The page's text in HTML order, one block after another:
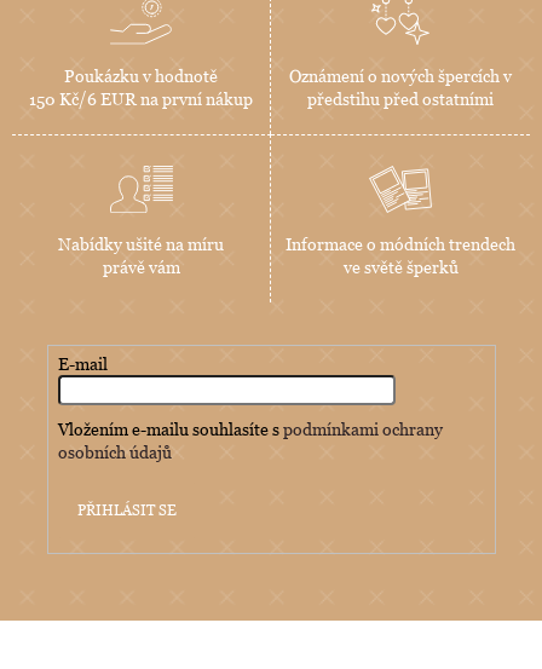
Poukázku v hodnotě
150 Kč/6 EUR na první nákup
Oznámení o nových špercích v
předstihu před ostatními
Nabídky ušité na míru
právě vám
Informace o módních trendech
ve světě šperků
E-mail
Vložením e-mailu souhlasíte spodmínkami ochrany
osobních údajů
PŘIHLÁSIT SE